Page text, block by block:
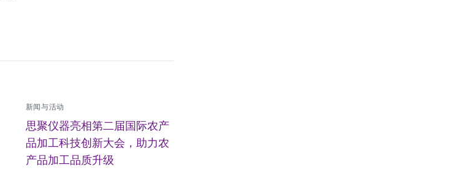
新闻与活动
思聚仪器亮相第二届国际农产
品加工科技创新大会，助力农
产品加工品质升级